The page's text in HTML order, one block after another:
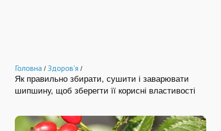
Головна / Здоров'я /
Як правильно збирати, сушити і заварювати
шипшину, щоб зберегти її корисні властивості